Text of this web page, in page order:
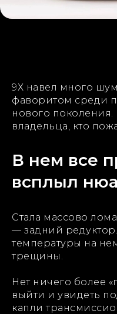
9Х навел много
фаворитом среди
нового
владельца, кто
В нем все
всплыл
Стала массово
— задний
температуры на
трещины.
Нет ничего более
выйти и увидеть
капли